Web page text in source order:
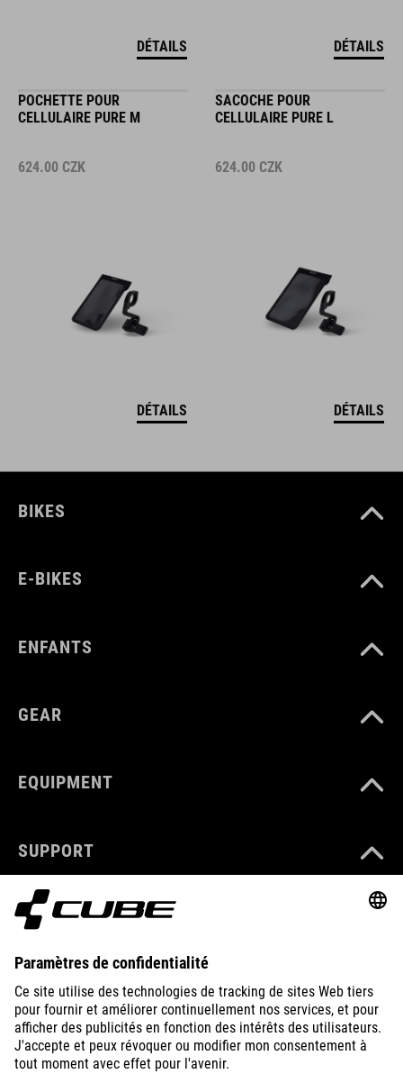
DÉTAILS DÉTAILS
POCHETTE POUR
CELLULAIRE PURE M
624.00 CZK
DÉTAILS
SACOCHE POUR
CELLULAIRE PURE L
624.00 CZK
DÉTAILS
BIKES
E-BIKES
ENFANTS
GEAR
EQUIPMENT
SUPPORT
ABOUT US
EXPLORE